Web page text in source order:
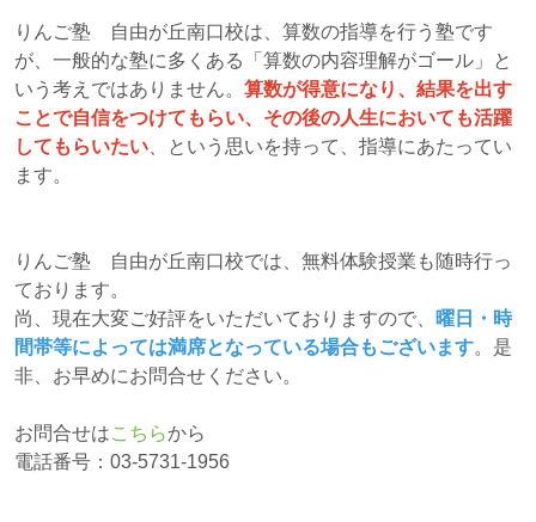
りんご塾 自由が丘南口校は、算数の指導を行う塾です
が、一般的な塾に多くある「算数の内容理解がゴール」と
いう考えではありません。 算数が得意になり、結果を出す
ことで自信をつけてもらい、その後の人生においても活躍
してもらいたい 、という思いを持って、指導にあたってい
ます。
りんご塾 自由が丘南口校では、無料体験授業も随時行っ
ております。
尚、現在大変ご好評をいただいておりますので、
曜日・時
間帯等によっては満席となっている場合もございます。是
非、お早めにお問合せください。
お問合せはこちらから
電話番号：03-5731-1956